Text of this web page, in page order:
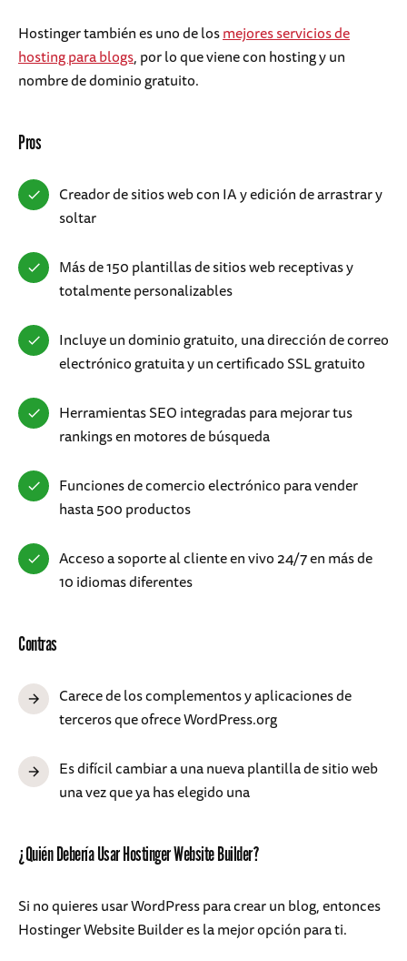
Hostinger también es uno de losmejores servicios de
hosting para blogs, por lo que viene con hosting y un
nombre de dominio gratuito.
Pros
Creador de sitios web con IA y edición de arrastrar y
soltar
Más de 150 plantillas de sitios web receptivas y
totalmente personalizables
Incluye un dominio gratuito, una dirección de correo
electrónico gratuita y un certificado SSL gratuito
Herramientas SEO integradas para mejorar tus
rankings en motores de búsqueda
Funciones de comercio electrónico para vender
hasta 500 productos
Acceso a soporte al cliente en vivo 24/7 en más de
10 idiomas diferentes
Contras
Carece de los complementos y aplicaciones de
terceros que ofrece WordPress.org
Es difícil cambiar a una nueva plantilla de sitio web
una vez que ya has elegido una
¿Quién Debería Usar Hostinger Website Builder?
Si no quieres usar WordPress para crear un blog, entonces
Hostinger Website Builder es la mejor opción para ti.